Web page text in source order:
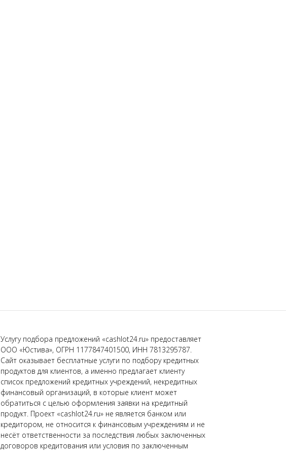
Услугу подбора предложений «cashlot24.ru» предоставляет
ООО «Юстива», ОГРН 1177847401500, ИНН 7813295787.
Сайт оказывает бесплатные услуги по подбору кредитных
продуктов для клиентов, а именно предлагает клиенту
список предложений кредитных учреждений, некредитных
финансовый организаций, в которые клиент может
обратиться с целью оформления заявки на кредитный
продукт. Проект «cashlot24.ru» не является банком или
кредитором, не относится к финансовым учреждениям и не
несёт ответственности за последствия любых заключенных
договоров кредитования или условия по заключенным